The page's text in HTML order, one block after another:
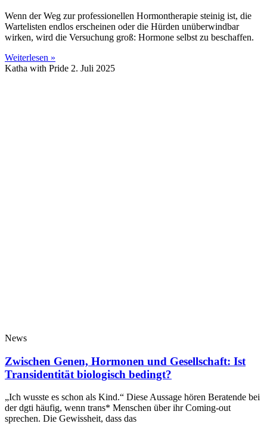
Wenn der Weg zur professionellen Hormontherapie steinig ist, die
Wartelisten endlos erscheinen oder die Hürden unüberwindbar
wirken, wird die Versuchung groß: Hormone selbst zu beschaffen.
Weiterlesen »
Katha with Pride 2. Juli 2025
News
Zwischen Genen, Hormonen und Gesellschaft: Ist
Transidentität biologisch bedingt?
„Ich wusste es schon als Kind.“ Diese Aussage hören Beratende bei
der dgti häufig, wenn trans* Menschen über ihr Coming-out
sprechen. Die Gewissheit, dass das